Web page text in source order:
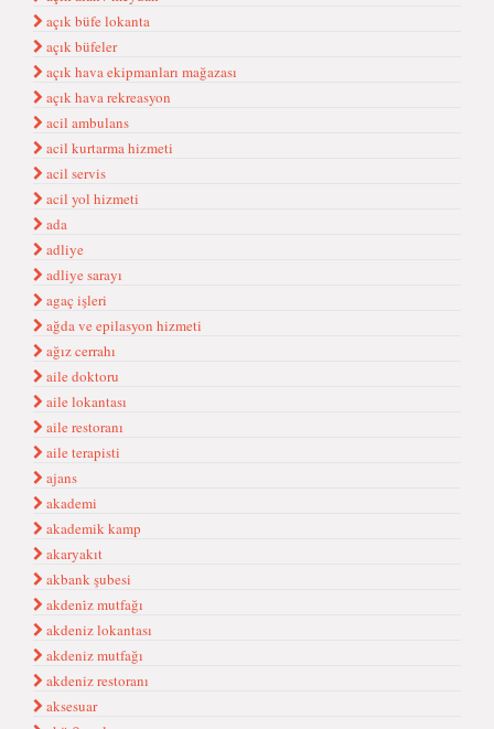
açık büfe lokanta
açık büfeler
açık hava ekipmanları mağazası
açık hava rekreasyon
acil ambulans
acil kurtarma hizmeti
acil servis
acil yol hizmeti
ada
adliye
adliye sarayı
agaç işleri
ağda ve epilasyon hizmeti
ağız cerrahı
aile doktoru
aile lokantası
aile restoranı
aile terapisti
ajans
akademi
akademik kamp
akaryakıt
akbank şubesi
akdeni̇z mutfağı
akdeniz lokantası
akdeniz mutfağı
akdeniz restoranı
aksesuar